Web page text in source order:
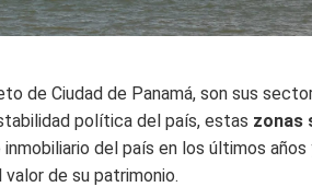
de Ciudad de Panamá, son sus
política del país, estas zonas
del país en los últimos años
de su patrimonio.